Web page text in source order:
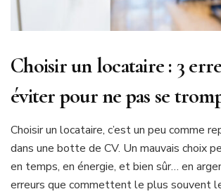
Choisir un locataire : 3
éviter pour ne pas se
Choisir un locataire, c’est un peu comme
dans une botte de CV. Un mauvais choix
en temps, en énergie, et bien sûr… en
erreurs que commettent le plus souvent